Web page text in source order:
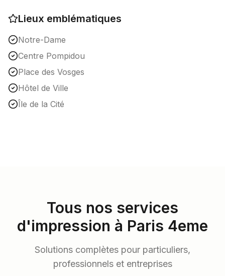
Lieux emblématiques
Notre-Dame
Centre Pompidou
Place des Vosges
Hôtel de Ville
Île de la Cité
Tous nos services
d'impression à Paris 4eme
Solutions complètes pour particuliers,
professionnels et entreprises